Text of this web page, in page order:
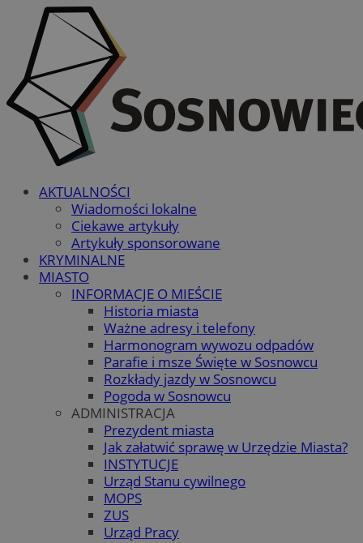
AKTUALNOŚCI
Wiadomości lokalne
Ciekawe artykuły
Artykuły sponsorowane
KRYMINALNE
MIASTO
INFORMACJE O MIEŚCIE
Historia miasta
Ważne adresy i telefony
Harmonogram wywozu odpadów
Parafie i msze Święte w Sosnowcu
Rozkłady jazdy w Sosnowcu
Pogoda w Sosnowcu
ADMINISTRACJA
Prezydent miasta
Jak załatwić sprawę w Urzędzie Miasta?
INSTYTUCJE
Urząd Stanu cywilnego
MOPS
ZUS
Urząd Pracy